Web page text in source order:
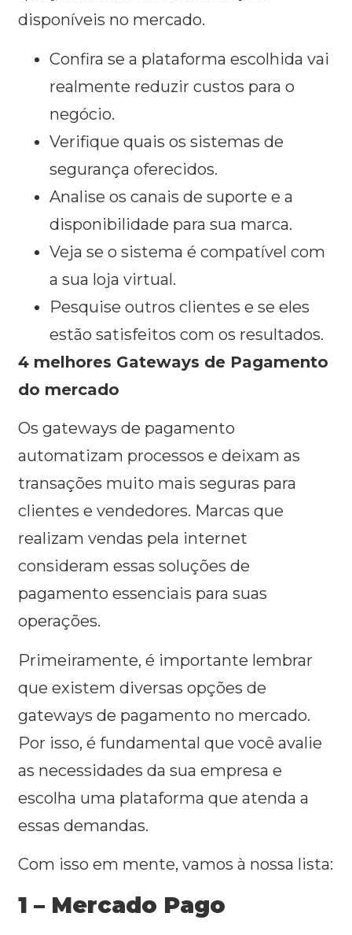
disponíveis no mercado.
Confira se a plataforma escolhida vai
realmente reduzir custos para o
negócio.
Verifique quais os sistemas de
segurança oferecidos.
Analise os canais de suporte e a
disponibilidade para sua marca.
Veja se o sistema é compatível com
a sua loja virtual.
Pesquise outros clientes e se eles
estão satisfeitos com os resultados.
4 melhores Gateways de Pagamento
do mercado
Os gateways de pagamento
automatizam processos e deixam as
transações muito mais seguras para
clientes e vendedores. Marcas que
realizam vendas pela internet
consideram essas soluções de
pagamento essenciais para suas
operações.
Primeiramente, é importante lembrar
que existem diversas opções de
gateways de pagamento no mercado.
Por isso, é fundamental que você avalie
as necessidades da sua empresa e
escolha uma plataforma que atenda a
essas demandas.
Com isso em mente, vamos à nossa lista:
1 – Mercado Pago